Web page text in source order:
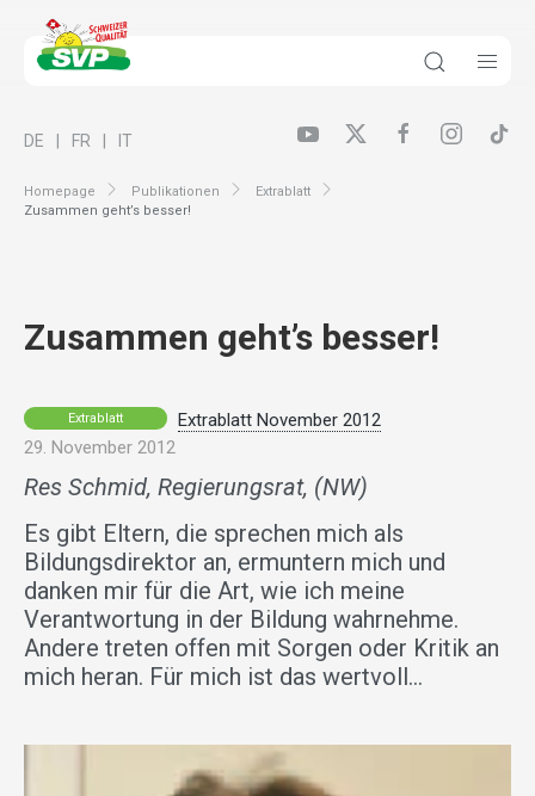
Homepage Publikationen
Extrablatt
Zusammen geht’s besser!
DE FR IT
Zusammen geht’s besser!
Extrablatt
Extrablatt November 2012
29. November 2012
Res Schmid, Regierungsrat, (NW)
Es gibt Eltern, die sprechen mich als
Bildungsdirektor an, ermuntern mich und
danken mir für die Art, wie ich meine
Verantwortung in der Bildung wahrnehme.
Andere treten offen mit Sorgen oder Kritik an
mich heran. Für mich ist das wertvoll…